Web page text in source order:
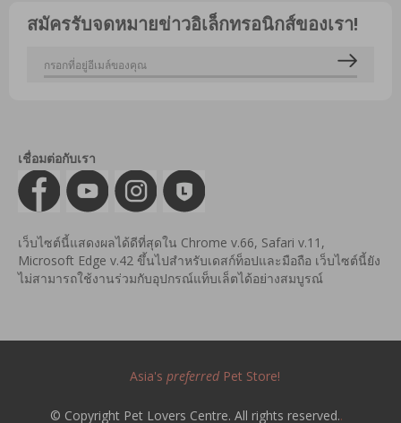
สมัครรับจดหมายข่าวอิเล็กทรอนิกส์ของเรา!
เชื่อมต่อกับเรา
เว็บไซต์นี้แสดงผลได้ดีที่สุดใน Chrome v.66, Safari v.11,
Microsoft Edge v.42 ขึ้นไปสำหรับเดสก์ท็อปและมือถือ เว็บไซต์นี้ยัง
ไม่สามารถใช้งานร่วมกับอุปกรณ์แท็บเล็ตได้อย่างสมบูรณ์
Asia's preferredPet Store!
© Copyright Pet Lovers Centre. All rights reserved..